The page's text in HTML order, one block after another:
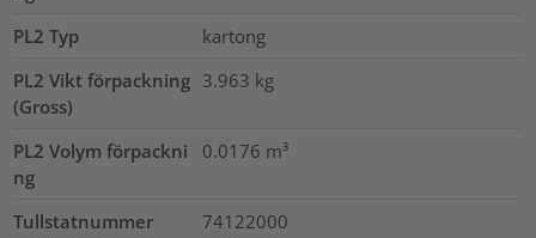
PL2 Typ
kartong
PL2 Vikt förpackning
(Gross)
3.963 kg
PL2 Volym förpackni
ng
0.0176 m³
Tullstatnummer
74122000